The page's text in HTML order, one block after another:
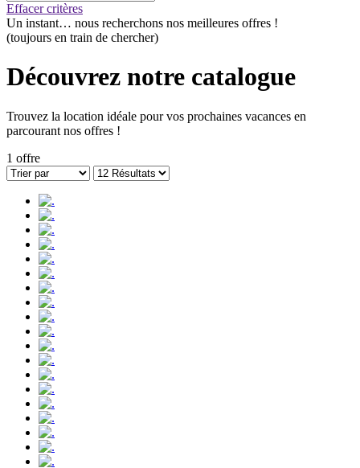
Effacer critères
Un instant… nous recherchons nos meilleures offres !
(toujours en train de chercher)
Découvrez notre catalogue
Trouvez la location idéale pour vos prochaines vacances en
parcourant nos offres !
1 offre